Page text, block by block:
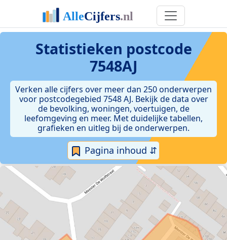
Statistieken postcode
7548AJ
Verken alle cijfers over meer dan 250 onderwerpen
voor postcodegebied 7548 AJ. Bekijk de data over
de bevolking, woningen, voertuigen, de
leefomgeving en meer. Met duidelijke tabellen,
grafieken en uitleg bij de onderwerpen.
Pagina inhoud ⇵